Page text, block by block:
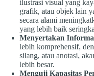
ilustrasi visual yang
grafik, atau objek lain
secara alami
yang lebih baik
Menyertakan
lebih komprehensif,
silang, atau anotasi,
lebih besar.
Menguji Kapasitas